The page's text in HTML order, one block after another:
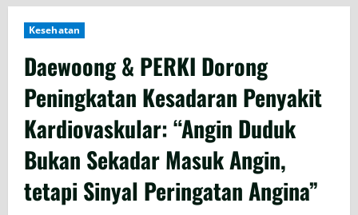
Kesehatan
Daewoong & PERKI Dorong
Peningkatan Kesadaran Penyakit
Kardiovaskular: “Angin Duduk
Bukan Sekadar Masuk Angin,
tetapi Sinyal Peringatan Angina”